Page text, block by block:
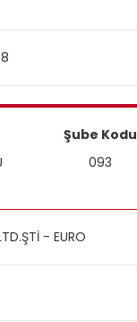
Şube Kodu
093
- EURO